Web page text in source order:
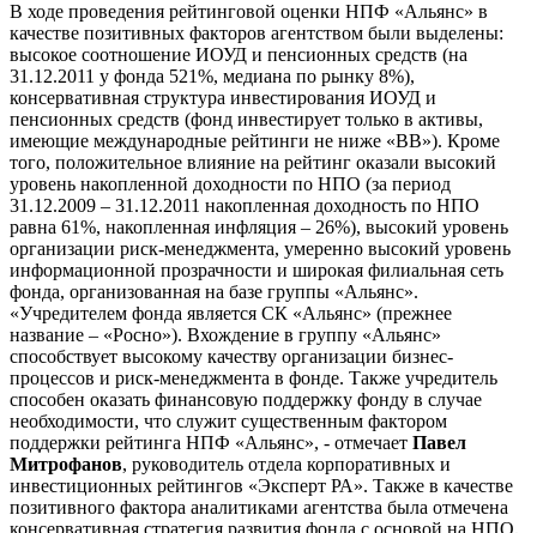
В ходе проведения рейтинговой оценки НПФ «Альянс» в
качестве позитивных факторов агентством были выделены:
высокое соотношение ИОУД и пенсионных средств (на
31.12.2011 у фонда 521%, медиана по рынку 8%),
консервативная структура инвестирования ИОУД и
пенсионных средств (фонд инвестирует только в активы,
имеющие международные рейтинги не ниже «ВВ»). Кроме
того, положительное влияние на рейтинг оказали высокий
уровень накопленной доходности по НПО (за период
31.12.2009 – 31.12.2011 накопленная доходность по НПО
равна 61%, накопленная инфляция – 26%), высокий уровень
организации риск-менеджмента, умеренно высокий уровень
информационной прозрачности и широкая филиальная сеть
фонда, организованная на базе группы «Альянс».
«Учредителем фонда является СК «Альянс» (прежнее
название – «Росно»). Вхождение в группу «Альянс»
способствует высокому качеству организации бизнес-
процессов и риск-менеджмента в фонде. Также учредитель
способен оказать финансовую поддержку фонду в случае
необходимости, что служит существенным фактором
поддержки рейтинга НПФ «Альянс», - отмечает Павел
Митрофанов, руководитель отдела корпоративных и
инвестиционных рейтингов «Эксперт РА». Также в качестве
позитивного фактора аналитиками агентства была отмечена